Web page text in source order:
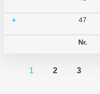
+ 47
Nr.
1 2 3